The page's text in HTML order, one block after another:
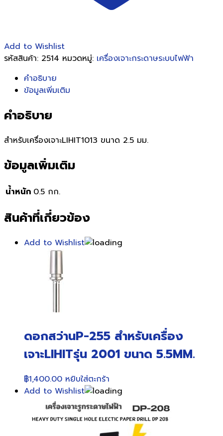
Add to Wishlist
รหัสสินค้า: 2514 หมวดหมู่: เครื่องเจาะกระดาษระบบไฟฟ้า
คำอธิบาย
ข้อมูลเพิ่มเติม
คำอธิบาย
สำหรับเครื่องเจาะLIHIT1013 ขนาด 2.5 มม.
ข้อมูลเพิ่มเติม
น้ำหนัก 0.5 กก.
สินค้าที่เกี่ยวข้อง
Add to Wishlist
ดอกสว่านP-255 สำหรับเครื่อง
เจาะLIHITรุ่น 2001 ขนาด 5.5MM.
฿1,400.00 หยิบใส่ตะกร้า
Add to Wishlist